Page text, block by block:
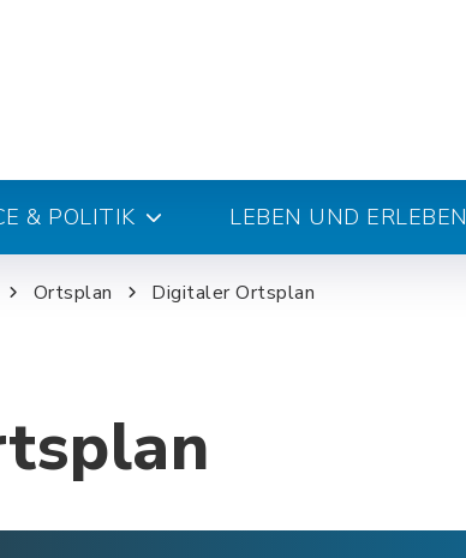
& POLITIK LEBEN UND ERLEBEN
Ortsplan Digitaler Ortsplan